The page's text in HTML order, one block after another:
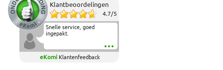
Klantbeoordelingen
4.7/5
Snelle service, goed
ingepakt.
eKomi Klantenfeedback